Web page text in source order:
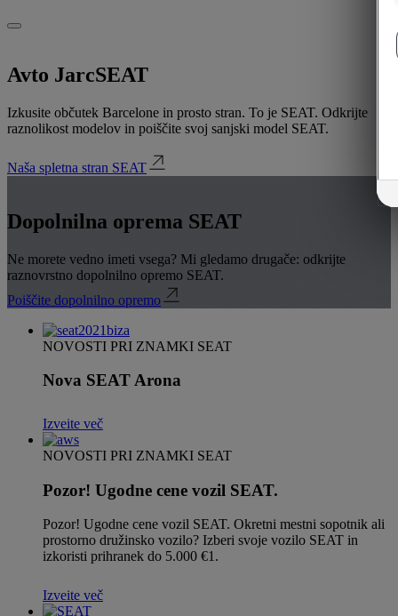
Avto JarcSEAT
Izkusite občutek Barcelone in prosto stran. To je SEAT. Odkrijte
raznolikost modelov in poiščite svoj sanjski model SEAT.
Naša spletna stran SEAT
Dopolnilna oprema SEAT
Ne morete vedno imeti vsega? Mi gledamo drugače: odkrijte
raznovrstno dopolnilno opremo SEAT.
Poiščite dopolnilno opremo
NOVOSTI PRI ZNAMKI SEAT
Nova SEAT Arona
Izveite več
NOVOSTI PRI ZNAMKI SEAT
Pozor! Ugodne cene vozil SEAT.
Pozor! Ugodne cene vozil SEAT. Okretni mestni sopotnik ali
prostorno družinsko vozilo? Izberi svoje vozilo SEAT in
izkoristi prihranek do 5.000 €1.
Izveite več